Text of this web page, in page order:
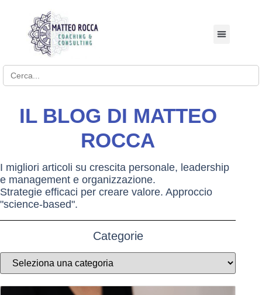
Search for:
IL BLOG DI MATTEO
ROCCA
I migliori articoli su crescita personale, leadership
e management e organizzazione.
Strategie efficaci per creare valore. Approccio
"science-based".
Categorie